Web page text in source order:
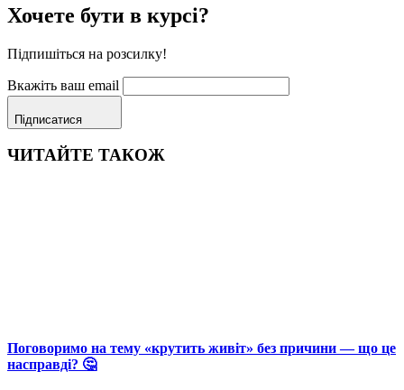
Хочете бути в курсі?
Підпишіться на розсилку!
Вкажіть ваш email
Підписатися
ЧИТАЙТЕ ТАКОЖ
Поговоримо на тему «крутить живіт» без причини — що це
насправді? 🤔